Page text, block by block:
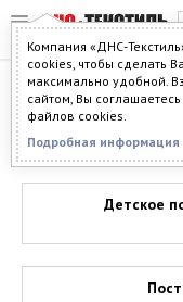
Компания «ДНС-
cookies, чтобы сделать
максимально удобной.
сайтом, Вы
файлов cookies.
Подробная информация
Главная >Каталог>
в Анапе
Детское